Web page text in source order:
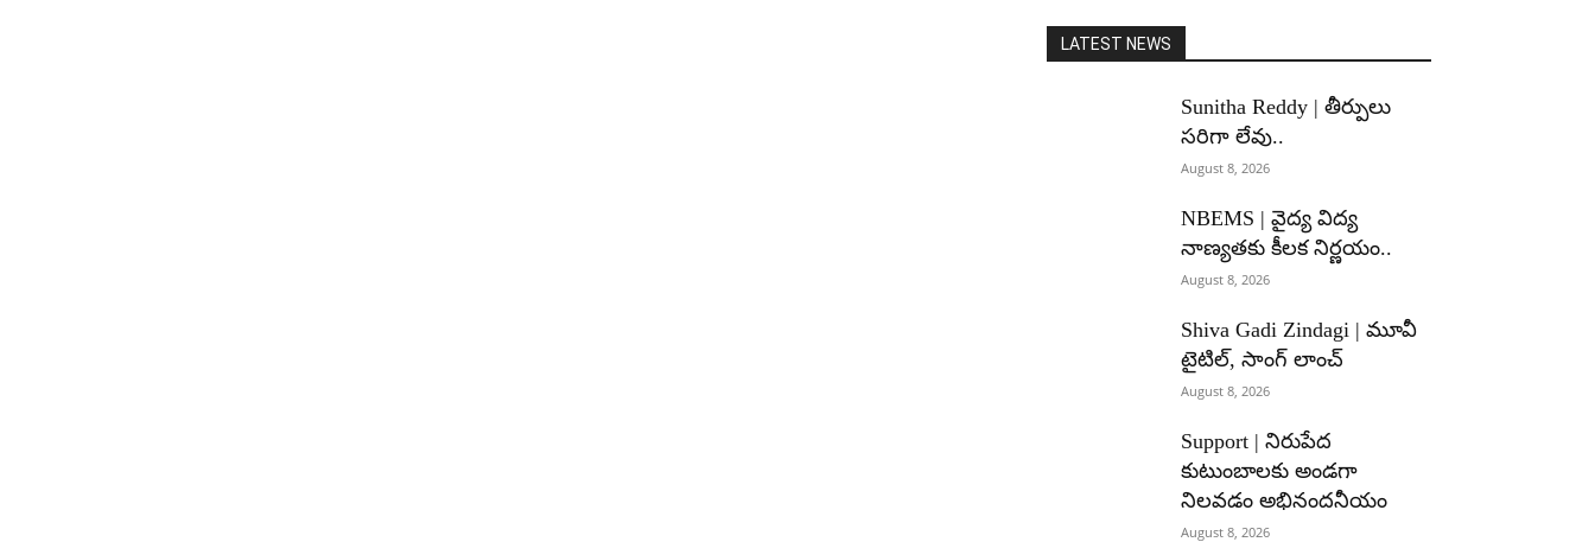
LATEST NEWS
Sunitha Reddy | తీర్పులు
సరిగా లేవు..
August 8, 2026
NBEMS | వైద్య విద్య
నాణ్యతకు కీలక నిర్ణయం..
August 8, 2026
Shiva Gadi Zindagi | మూవీ
టైటిల్, సాంగ్ లాంచ్
August 8, 2026
Support | నిరుపేద
కుటుంబాలకు అండగా
నిలవడం అభినందనీయం
August 8, 2026